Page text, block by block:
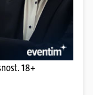
18+